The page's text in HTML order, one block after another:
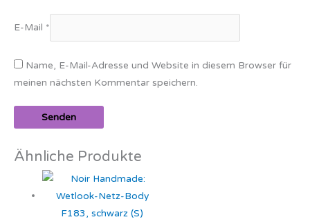
E-Mail *
Name, E-Mail-Adresse und Website in diesem Browser für
meinen nächsten Kommentar speichern.
Ähnliche Produkte